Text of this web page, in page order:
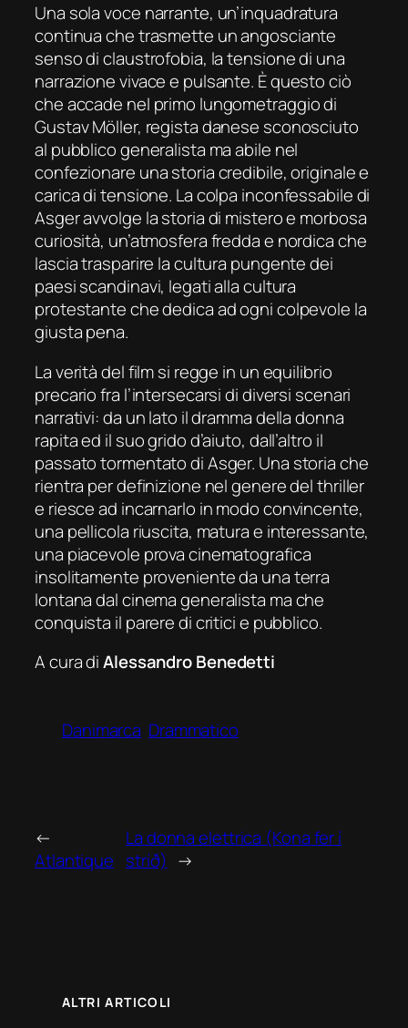
Una sola voce narrante, un’inquadratura
continua che trasmette un angosciante
senso di claustrofobia, la tensione di una
narrazione vivace e pulsante. È questo ciò
che accade nel primo lungometraggio di
Gustav Möller, regista danese sconosciuto
al pubblico generalista ma abile nel
confezionare una storia credibile, originale e
carica di tensione. La colpa inconfessabile di
Asger avvolge la storia di mistero e morbosa
curiosità, un’atmosfera fredda e nordica che
lascia trasparire la cultura pungente dei
paesi scandinavi, legati alla cultura
protestante che dedica ad ogni colpevole la
giusta pena.
La verità del film si regge in un equilibrio
precario fra l’intersecarsi di diversi scenari
narrativi: da un lato il dramma della donna
rapita ed il suo grido d’aiuto, dall’altro il
passato tormentato di Asger. Una storia che
rientra per definizione nel genere del thriller
e riesce ad incarnarlo in modo convincente,
una pellicola riuscita, matura e interessante,
una piacevole prova cinematografica
insolitamente proveniente da una terra
lontana dal cinema generalista ma che
conquista il parere di critici e pubblico.
A cura diAlessandro Benedetti
Danimarca Drammatico
←
Atlantique
La donna elettrica (Kona fer í
stríð) →
ALTRI ARTICOLI